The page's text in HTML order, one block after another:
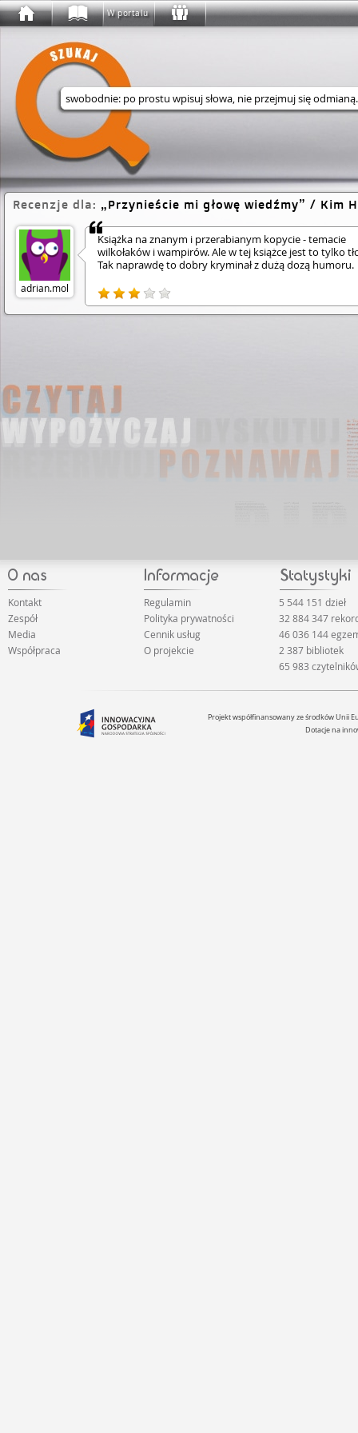
W portalu
Wyszukaj w serwisie
Recenzje dla: Przynieście mi głowę wiedźmy / Kim
adrian.mol
Książka na znanym i przerabianym kopycie - temacie
wilkołaków i wampirów. Ale w tej książce jest to tylko
Tak naprawdę to dobry kryminał z dużą dozą humoru.
Kontakt
Zespół
Media
Współpraca
Regulamin
Polityka prywatności
Cennik usług
O projekcie
5 544 151 dzieł
32 884 347
46 036 144
2 387 bibliotek
65 983
Projekt współfinansowany ze środków Unii
Dotacje na